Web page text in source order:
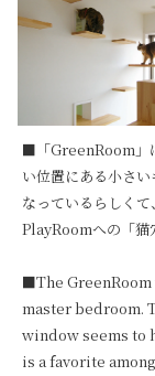
■「GreenRoom」
い位置にある小さ
なっているらしく
PlayRoomへの「猫
■The
master bedroom.
window seems to
is a favorite